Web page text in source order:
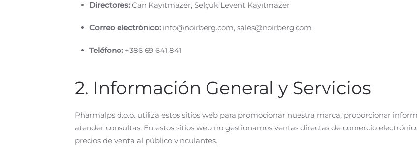
Directores:Can Kayıtmazer, Selçuk Levent Kayıtmazer
Correo electrónico:info@noirberg.com, sales@noirberg.com
Teléfono:+386 69 641 841
2. Información General y Servicios
Pharmalps d.o.o. utiliza estos sitios web para promocionar nuestra marca, proporcionar
atender consultas. En estos sitios web no gestionamos ventas directas de comercio
precios de venta al público vinculantes.